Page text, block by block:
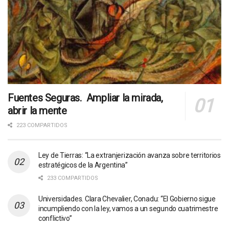
Fuentes Seguras. Ampliar la mirada,
abrir la mente
223 COMPARTIDOS
Ley de Tierras: “La extranjerización avanza sobre territorios
estratégicos de la Argentina”
233 COMPARTIDOS
Universidades. Clara Chevalier, Conadu: “El Gobierno sigue
incumpliendo con la ley, vamos a un segundo cuatrimestre
conflictivo”